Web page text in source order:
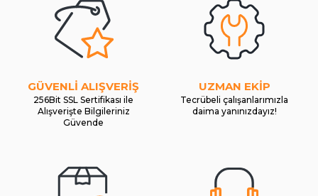
GÜVENLİ ALIŞVERİŞ
256Bit SSL Sertifikası ile
Alışverişte Bilgileriniz
Güvende
UZMAN EKİP
Tecrübeli çalışanlarımızla
daima yanınızdayız!